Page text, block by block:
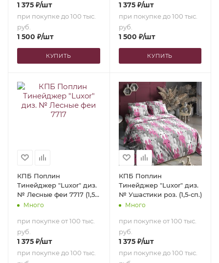
1 375 ₽/шт
при покупке до 100 тыс.
руб.
1 500 ₽/шт
КУПИТЬ
1 375₽/шт
при покупке до 100 тыс.
руб.
1 500 ₽/шт
КУПИТЬ
КПБ Поплин
Тинейджер "Luxor" диз.
№ Лесные феи 7717 (1,5-
сп.)Много
при покупке от 100 тыс.
руб.
1 375 ₽/шт
при покупке до 100 тыс.
КПБ Поплин
Тинейджер "Luxor" диз.
№ Ушастики роз. (1,5-сп.)
Много
при покупке от 100 тыс.
руб.
1 375₽/шт
при покупке до 100 тыс.